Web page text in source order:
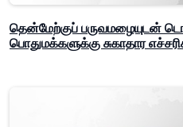
தென்மேற்குப் பருவமழையுடன்
பொதுமக்களுக்கு சுகாதார